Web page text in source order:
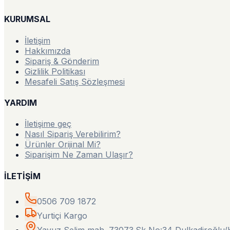
KURUMSAL
İletişim
Hakkımızda
Sipariş & Gönderim
Gizlilik Politikası
Mesafeli Satış Sözleşmesi
YARDIM
İletişime geç
Nasıl Sipariş Verebilirim?
Ürünler Orijinal Mi?
Siparişim Ne Zaman Ulaşır?
İLETİŞİM
0506 709 1872
Yurtiçi Kargo